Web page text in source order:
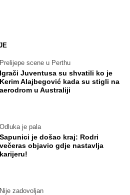
Prelijepe scene u Perthu
Igrači Juventusa su shvatili ko je
Kerim Alajbegović kada su stigli na
aerodrom u Australiji
Odluka je pala
Sapunici je došao kraj: Rodri
večeras objavio gdje nastavlja
karijeru!
Nije zadovoljan